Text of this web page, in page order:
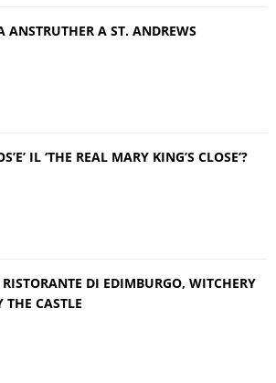
ANSTRUTHER A ST. ANDREWS
IL ‘THE REAL MARY KING’S CLOSE’?
DI EDIMBURGO, WITCHERY
THE CASTLE